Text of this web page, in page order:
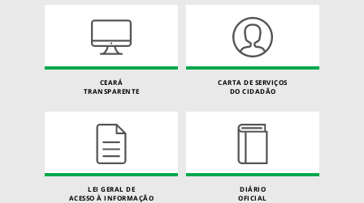
CEARÁ
TRANSPARENTE
CARTA DE SERVIÇOS
DO CIDADÃO
LEI GERAL DE
ACESSO À INFORMAÇÃO
DIÁRIO
OFICIAL